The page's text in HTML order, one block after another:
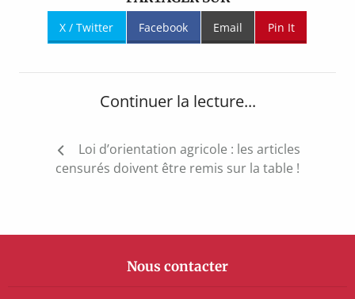
X / Twitter Facebook Email Pin It
Continuer la lecture...
NavigationLoi d’orientation agricole : les articles
censurés doivent être remis sur la table !
Nous contacter